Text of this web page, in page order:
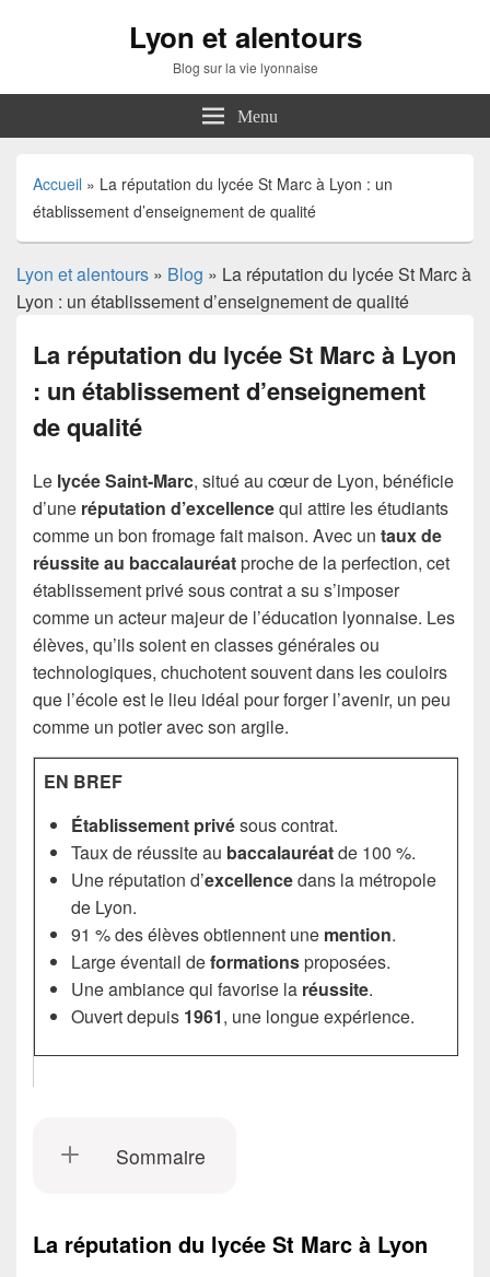
Lyon et alentours
Blog sur la vie lyonnaise
Menu
Accueil » La réputation du lycée St Marc à Lyon : un
établissement d’enseignement de qualité
Lyon et alentours » Blog » La réputation du lycée St Marc à
Lyon : un établissement d’enseignement de qualité
La réputation du lycée St Marc à Lyon
: un établissement d’enseignement
de qualité
Le lycée Saint-Marc, situé au cœur de Lyon, bénéficie
d’une réputation d’excellencequi attire les étudiants
comme un bon fromage fait maison. Avec un taux de
réussite au baccalauréatproche de la perfection, cet
établissement privé sous contrat a su s’imposer
comme un acteur majeur de l’éducation lyonnaise. Les
élèves, qu’ils soient en classes générales ou
technologiques, chuchotent souvent dans les couloirs
que l’école est le lieu idéal pour forger l’avenir, un peu
comme un potier avec son argile.
EN BREF
Établissement privésous contrat.
Taux de réussite au baccalauréatde 100 %.
Une réputation d’excellencedans la métropole
de Lyon.
91 % des élèves obtiennent une mention.
Large éventail deformationsproposées.
Une ambiance qui favorise la réussite.
Ouvert depuis 1961, une longue expérience.
Sommaire
La réputation du lycée St Marc à Lyon